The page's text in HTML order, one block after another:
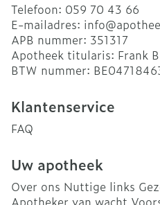
Telefoon: 059 70 43 66
E-mailadres: info@
APB nummer: 351317
Apotheek titularis: Frank
BTW nummer:
Klantenservice
FAQ
Uw apotheek
Over ons Nuttige links
Apotheker van wacht